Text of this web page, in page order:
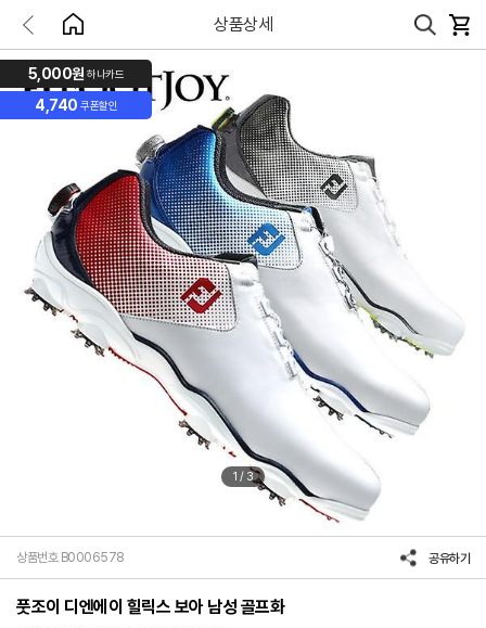
상품상세
5,000원 하나카드
4,740 쿠폰할인
1 / 3
상품번호 B0006578 공유하기
풋조이 디엔에이 힐릭스 보아 남성 골프화